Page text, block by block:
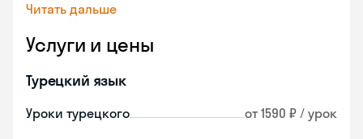
Читать дальше
Услуги и цены
Турецкий язык
Уроки турецкого от 1590 ₽ / урок